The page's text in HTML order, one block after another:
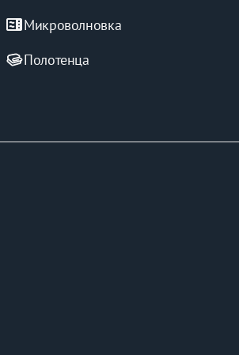
microwaveМикроволновка
Полотенца